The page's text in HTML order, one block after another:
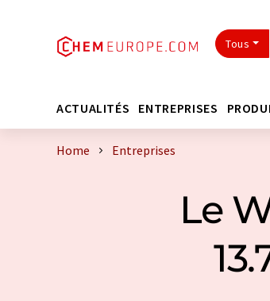
Tous
ACTUALITÉS ENTREPRISES
Home Entreprises
Le